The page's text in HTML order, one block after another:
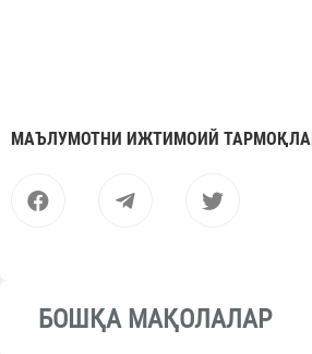
МАЪЛУМОТНИ ИЖТИМОИЙ
БОШҚА МАҚОЛАЛАР